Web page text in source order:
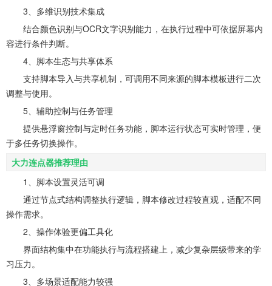
3、多维识别技术集成
结合颜色识别与OCR文字识别能力，在执行过程中可依据屏幕内
容进行条件判断。
4、脚本生态与共享体系
支持脚本导入与共享机制，可调用不同来源的脚本模板进行二次
调整与使用。
5、辅助控制与任务管理
提供悬浮窗控制与定时任务功能，脚本运行状态可实时管理，便
于多任务切换操作。
大力连点器推荐理由
1、脚本设置灵活可调
通过节点式结构调整执行逻辑，脚本修改过程较直观，适配不同
操作需求。
2、操作体验更偏工具化
界面结构集中在功能执行与流程搭建上，减少复杂层级带来的学
习压力。
3、多场景适配能力较强